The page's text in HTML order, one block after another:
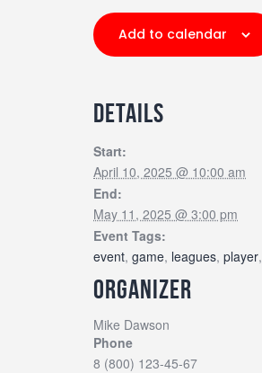
Add to calendar
DETAILS
Start:
April 10, 2025 @ 10:00 am
End:
May 11, 2025 @ 3:00 pm
Event Tags:
event, game, leagues, player,
ORGANIZER
Mike Dawson
Phone
8 (800) 123-45-67